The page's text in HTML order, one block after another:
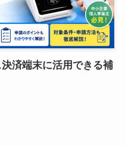
決済端末に活用できる補